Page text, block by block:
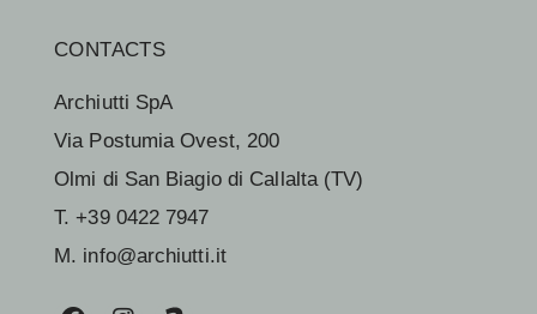
CONTACTS
Archiutti SpA
Via Postumia Ovest, 200
Olmi di San Biagio di Callalta (TV)
T. +39 0422 7947
M. info@archiutti.it